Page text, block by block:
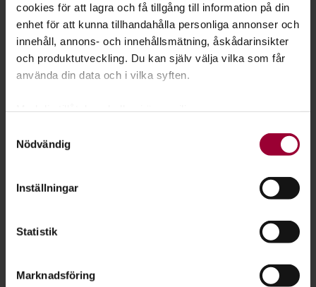
cookies för att lagra och få tillgång till information på din
enhet för att kunna tillhandahålla personliga annonser och
innehåll, annons- och innehållsmätning, åskådarinsikter
och produktutveckling. Du kan själv välja vilka som får
använda din data och i vilka syften.
som kan ha en noggrannhet på upp till flera meter
Du kan ändra eller dra tillbaka ditt samtycke när som
För att du ska få en så bra upplevelse som möjligt
Nödvändig
Inställningar
Statistik
Marknadsföring
Skicka e-post
073-942 36 46
Läs mer
Sanna Grewell